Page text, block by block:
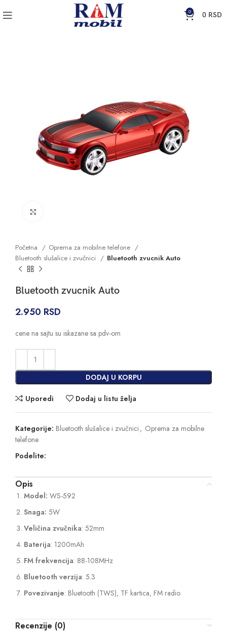
0 0 RSD
Početna
Oprema za mobilne telefone
Bluetooth slušalice i zvučnici
Bluetooth zvucnik Auto
Bluetooth zvucnik Auto
2.950 RSD
cene na sajtu su iskazane sa pdv-om
DODAJ U KORPU
Uporedi Dodaj u listu želja
Kategorije: Bluetooth slušalice i zvučnici , Oprema za mobilne
telefone
Podelite:
Opis
Model: WS-592
Snaga: 5W
Veličina zvučnika: 52mm
Baterija: 1200mAh
FM frekvencija: 88-108MHz
Bluetooth verzija: 5.3
Povezivanje: Bluetooth (TWS), TF kartica, FM radio
Recenzije (0)